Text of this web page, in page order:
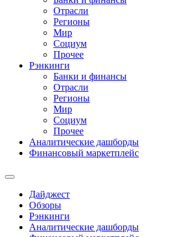
Отрасли
Регионы
Мир
Социум
Прочее
Рэнкинги
Банки и финансы
Отрасли
Регионы
Мир
Социум
Прочее
Аналитические дашборды
Финансовый маркетплейс
Дайджест
Обзоры
Рэнкинги
Аналитические дашборды